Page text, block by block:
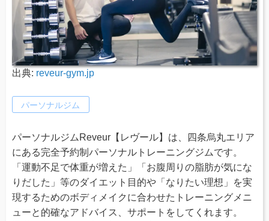
出典: reveur-gym.jp
パーソナルジム
パーソナルジムReveur【レヴール】は、四条烏丸エリア
にある完全予約制パーソナルトレーニングジムです。
「運動不足で体重が増えた」「お腹周りの脂肪が気にな
りだした」等のダイエット目的や「なりたい理想」を実
現するためのボディメイクに合わせたトレーニングメニ
ューと的確なアドバイス、サポートをしてくれます。